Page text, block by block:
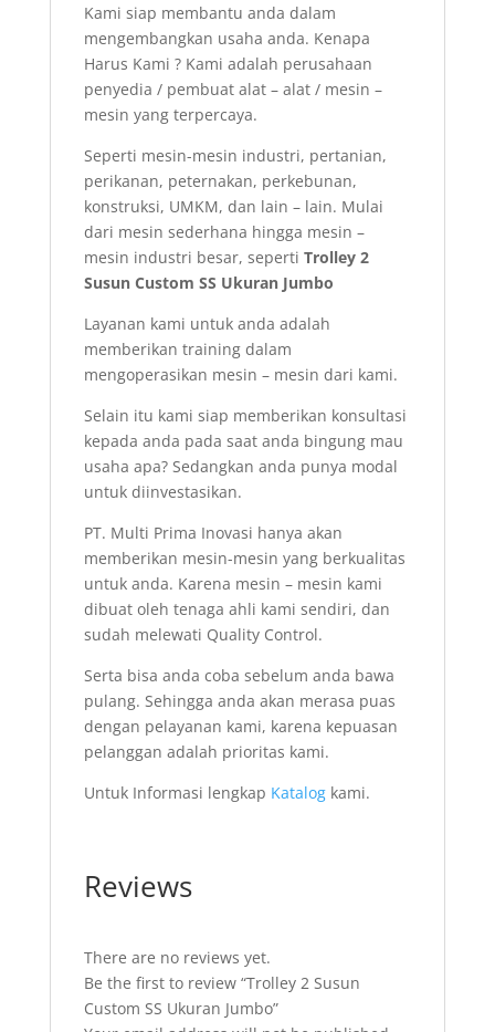
Kami siap membantu anda dalam
mengembangkan usaha anda. Kenapa
Harus Kami ? Kami adalah perusahaan
penyedia / pembuat alat – alat / mesin –
mesin yang terpercaya.
Seperti mesin-mesin industri, pertanian,
perikanan, peternakan, perkebunan,
konstruksi, UMKM, dan lain – lain. Mulai
dari mesin sederhana hingga mesin –
mesin industri besar, seperti Trolley 2
Susun Custom SS Ukuran Jumbo
Layanan kami untuk anda adalah
memberikan training dalam
mengoperasikan mesin – mesin dari kami.
Selain itu kami siap memberikan konsultasi
kepada anda pada saat anda bingung mau
usaha apa? Sedangkan anda punya modal
untuk diinvestasikan.
PT. Multi Prima Inovasi hanya akan
memberikan mesin-mesin yang berkualitas
untuk anda. Karena mesin – mesin kami
dibuat oleh tenaga ahli kami sendiri, dan
sudah melewati Quality Control.
Serta bisa anda coba sebelum anda bawa
pulang. Sehingga anda akan merasa puas
dengan pelayanan kami, karena kepuasan
pelanggan adalah prioritas kami.
Untuk Informasi lengkap Katalogkami.
Reviews
There are no reviews yet.
Be the first to review “Trolley 2 Susun
Custom SS Ukuran Jumbo”